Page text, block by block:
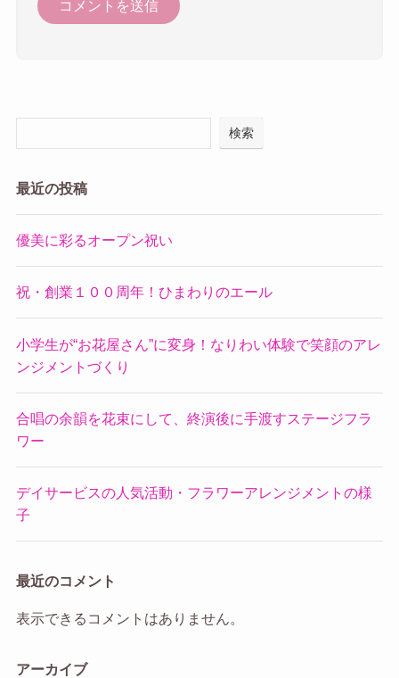
検索
最近の投稿
優美に彩るオープン祝い
祝・創業１００周年！ひまわりのエール
小学生が“お花屋さん”に変身！なりわい体験で笑顔のアレ
ンジメントづくり
合唱の余韻を花束にして、終演後に手渡すステージフラ
ワー
デイサービスの人気活動・フラワーアレンジメントの様
子
最近のコメント
表示できるコメントはありません。
アーカイブ